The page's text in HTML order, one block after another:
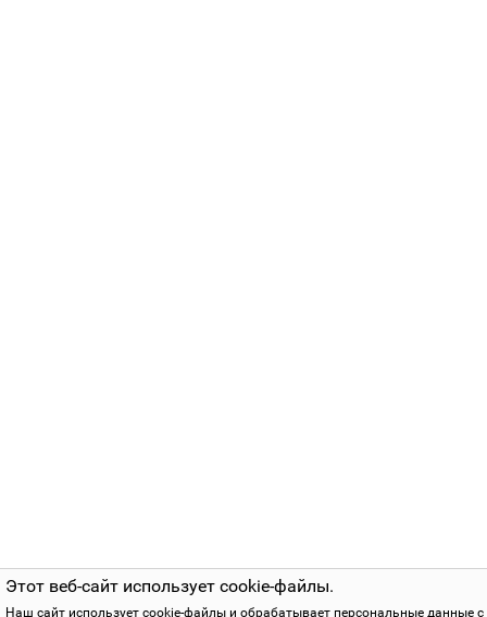
Этот веб-сайт использует cookie-файлы.
Наш сайт использует cookie-файлы и обрабатывает персональные данные с